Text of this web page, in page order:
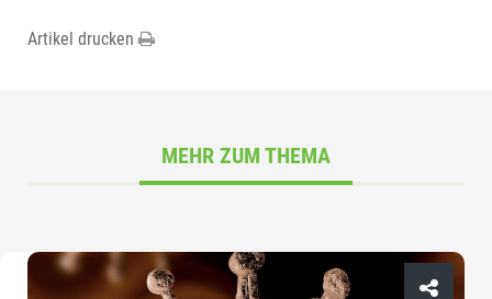
Artikel drucken
MEHR ZUM THEMA